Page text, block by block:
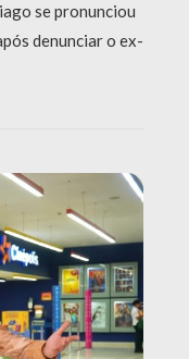
se pronunciou
denunciar o ex-